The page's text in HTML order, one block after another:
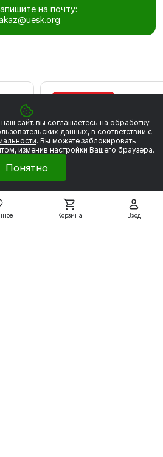
Корзина Вход
на почту:
сайт, вы соглашаетесь на обработку
данных, в соответствии с
. Вы можете заблокировать
изменив настройки Вашего браузера.
Понятно